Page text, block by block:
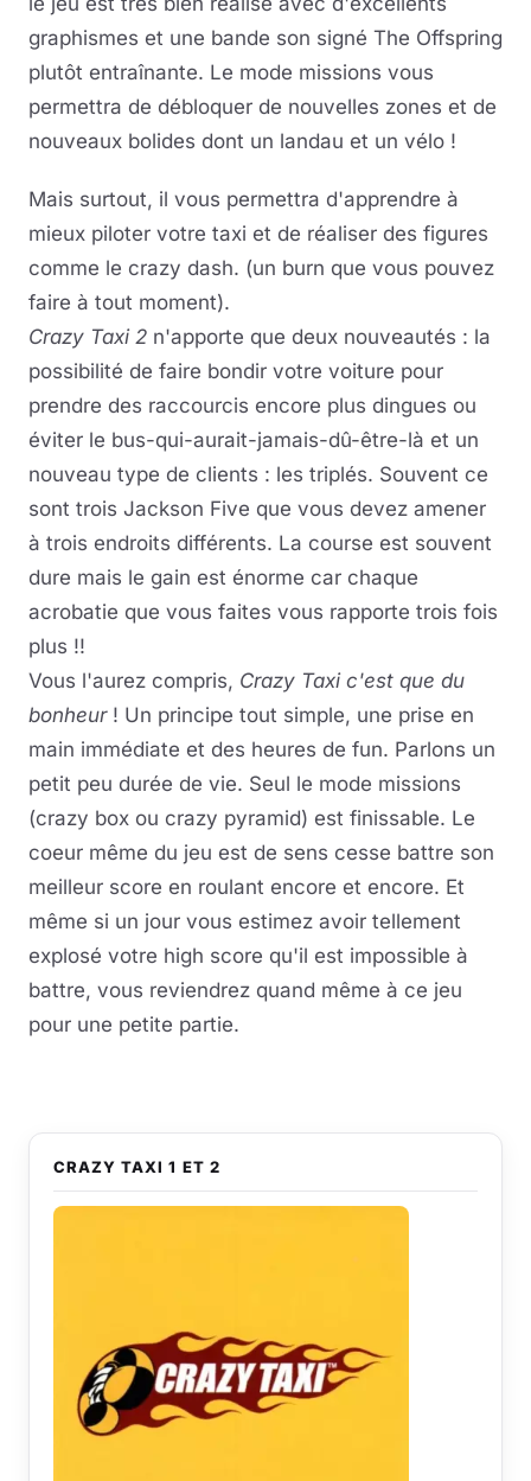
graphismes et une bande son signé The Offspring
plutôt entraînante. Le mode missions vous
permettra de débloquer de nouvelles zones et de
nouveaux bolides dont un landau et un vélo !
Mais surtout, il vous permettra d'apprendre à
mieux piloter votre taxi et de réaliser des figures
comme le crazy dash. (un burn que vous pouvez
faire à tout moment).
Crazy Taxi 2 n'apporte que deux nouveautés : la
possibilité de faire bondir votre voiture pour
prendre des raccourcis encore plus dingues ou
éviter le bus-qui-aurait-jamais-dû-être-là et un
nouveau type de clients : les triplés. Souvent ce
sont trois Jackson Five que vous devez amener
à trois endroits différents. La course est souvent
dure mais le gain est énorme car chaque
acrobatie que vous faites vous rapporte trois fois
plus !!
Vous l'aurez compris, Crazy Taxi c'est que du
bonheur! Un principe tout simple, une prise en
main immédiate et des heures de fun. Parlons un
petit peu durée de vie. Seul le mode missions
(crazy box ou crazy pyramid) est finissable. Le
coeur même du jeu est de sens cesse battre son
meilleur score en roulant encore et encore. Et
même si un jour vous estimez avoir tellement
explosé votre high score qu'il est impossible à
battre, vous reviendrez quand même à ce jeu
pour une petite partie.
CRAZY TAXI 1 ET 2